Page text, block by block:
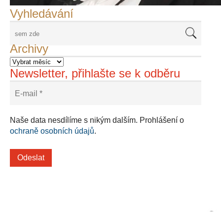
Vyhledávání
Archivy
Newsletter, přihlašte se k odběru
Naše data nesdílíme s nikým dalším. Prohlášení o
ochraně osobních údajů.